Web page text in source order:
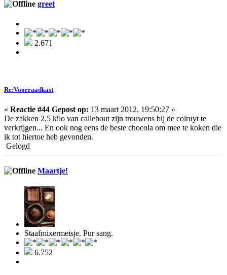
greet
2.671
Re:Voorraadkast
« Reactie #44 Gepost op: 13 maart 2012, 19:50:27 »
De zakken 2.5 kilo van callebout zijn trouwens bij de colruyt te
verkrijgen... En ook nog eens de beste chocola om mee te koken die
ik tot hiertoe heb gevonden.
Gelogd
Maartje!
Staafmixermeisje. Pur sang.
6.752